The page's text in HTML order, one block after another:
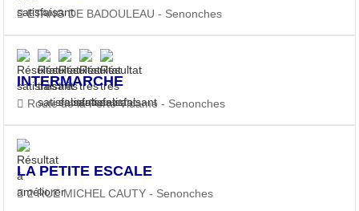
ETANG DE BADOULEAU - Senonches
INTERMARCHE
Route de la Ferté Vidame - Senonches
LA PETITE ESCALE
2 RUE MICHEL CAUTY - Senonches